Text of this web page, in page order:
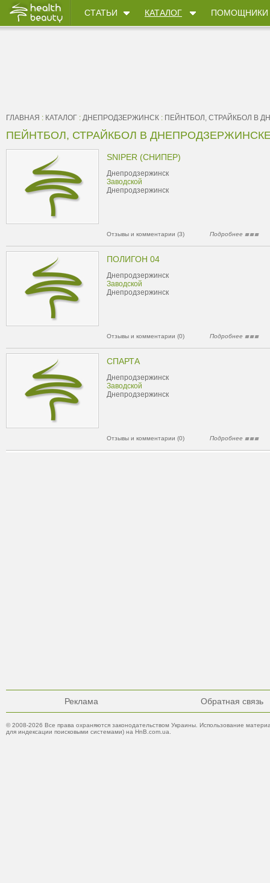
СТАТЬИ КАТАЛОГ ПОМОЩНИКИ
ГЛАВНАЯ : КАТАЛОГ : ДНЕПРОДЗЕРЖИНСК : ПЕЙНТБОЛ, СТРАЙКБОЛ В
ПЕЙНТБОЛ, СТРАЙКБОЛ В
SNIPER (СНИПЕР)
Днепродзержинск
Заводской
Днепродзержинск
Отзывы и комментарии (3) Подробнее
ПОЛИГОН 04
Днепродзержинск
Заводской
Днепродзержинск
Отзывы и комментарии (0) Подробнее
СПАРТА
Днепродзержинск
Заводской
Днепродзержинск
Отзывы и комментарии (0) Подробнее
Реклама Обратная связь
© 2008-2026 Все права охраняются законодательством Украины. Использование
для индексации поисковыми системами) на HnB.com.ua.